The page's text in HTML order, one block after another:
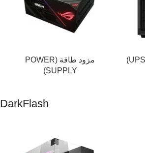
مزود طاقة (POWER
SUPPLY)
DarkFlash